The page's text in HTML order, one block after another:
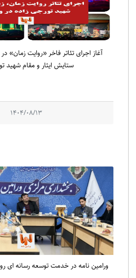
آغاز اجرای تئاتر فاخر «روایت زمان»
ستایش ایثار و مقام شهید
1404/08/13
ورامین نامه در خدمت توسعه رسانه ای